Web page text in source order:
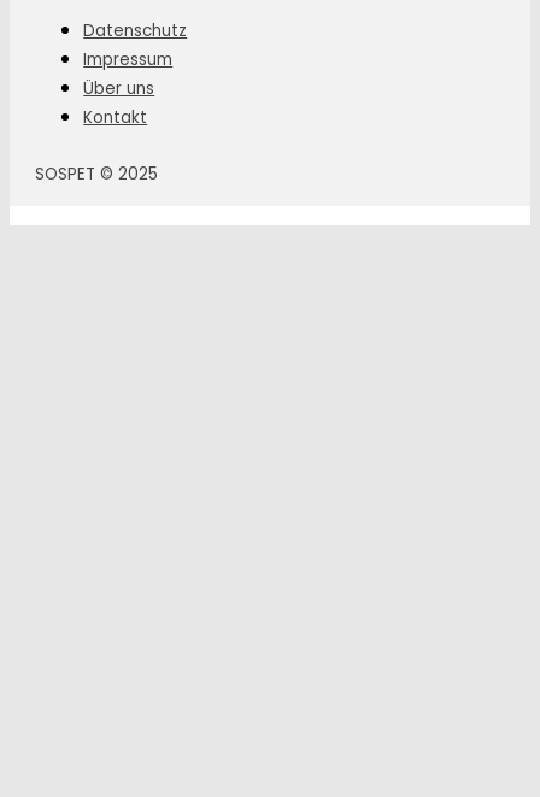
Datenschutz
Impressum
Über uns
Kontakt
SOSPET © 2025